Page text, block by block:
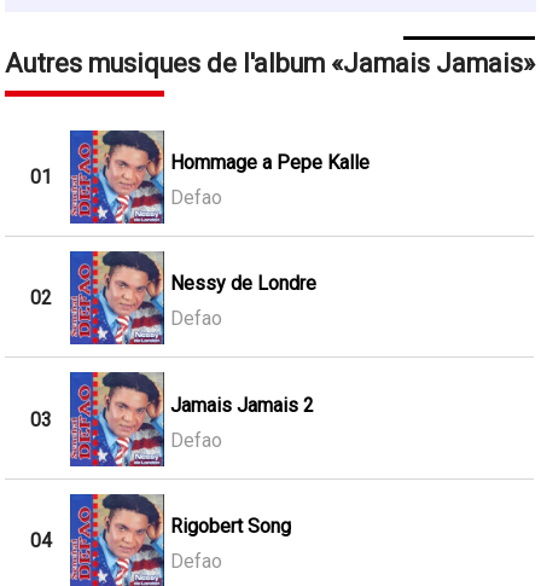
Autres musiques de l'album Jamais Jamais
01
Hommage a Pepe Kalle
Defao
02
Nessy de Londre
Defao
03
Jamais Jamais 2
Defao
04
Rigobert Song
Defao